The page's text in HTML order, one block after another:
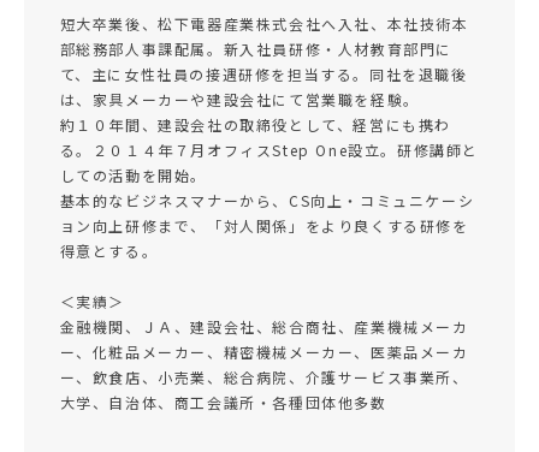
短大卒業後、松下電器産業株式会社へ入社、本社技術本
部総務部人事課配属。新入社員研修・人材教育部門に
て、主に女性社員の接遇研修を担当する。同社を退職後
は、家具メーカーや建設会社にて営業職を経験。
約１０年間、建設会社の取締役として、経営にも携わ
る。２０１４年７月オフィスStep One設立。研修講師と
しての活動を開始。
基本的なビジネスマナーから、CS向上・コミュニケーシ
ョン向上研修まで、「対人関係」をより良くする研修を
得意とする。
＜実績＞
金融機関、ＪＡ、建設会社、総合商社、産業機械メーカ
ー、化粧品メーカー、精密機械メーカー、医薬品メーカ
ー、飲食店、小売業、総合病院、介護サービス事業所、
大学、自治体、商工会議所・各種団体他多数